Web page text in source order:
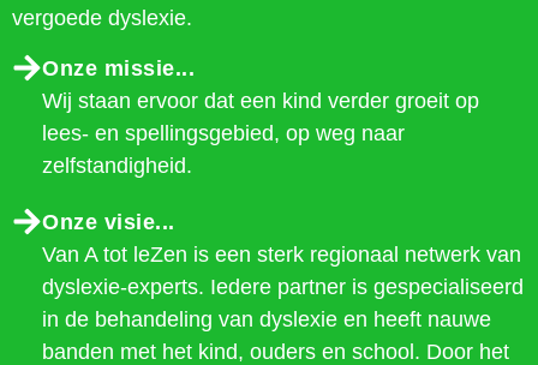
vergoede dyslexie.
Onze missie...
Wij staan ervoor dat een kind verder groeit op
lees- en spellingsgebied, op weg naar
zelfstandigheid.
Onze visie...
Van A tot leZen is een sterk regionaal netwerk van
dyslexie-experts. Iedere partner is gespecialiseerd
in de behandeling van dyslexie en heeft nauwe
banden met het kind, ouders en school. Door het